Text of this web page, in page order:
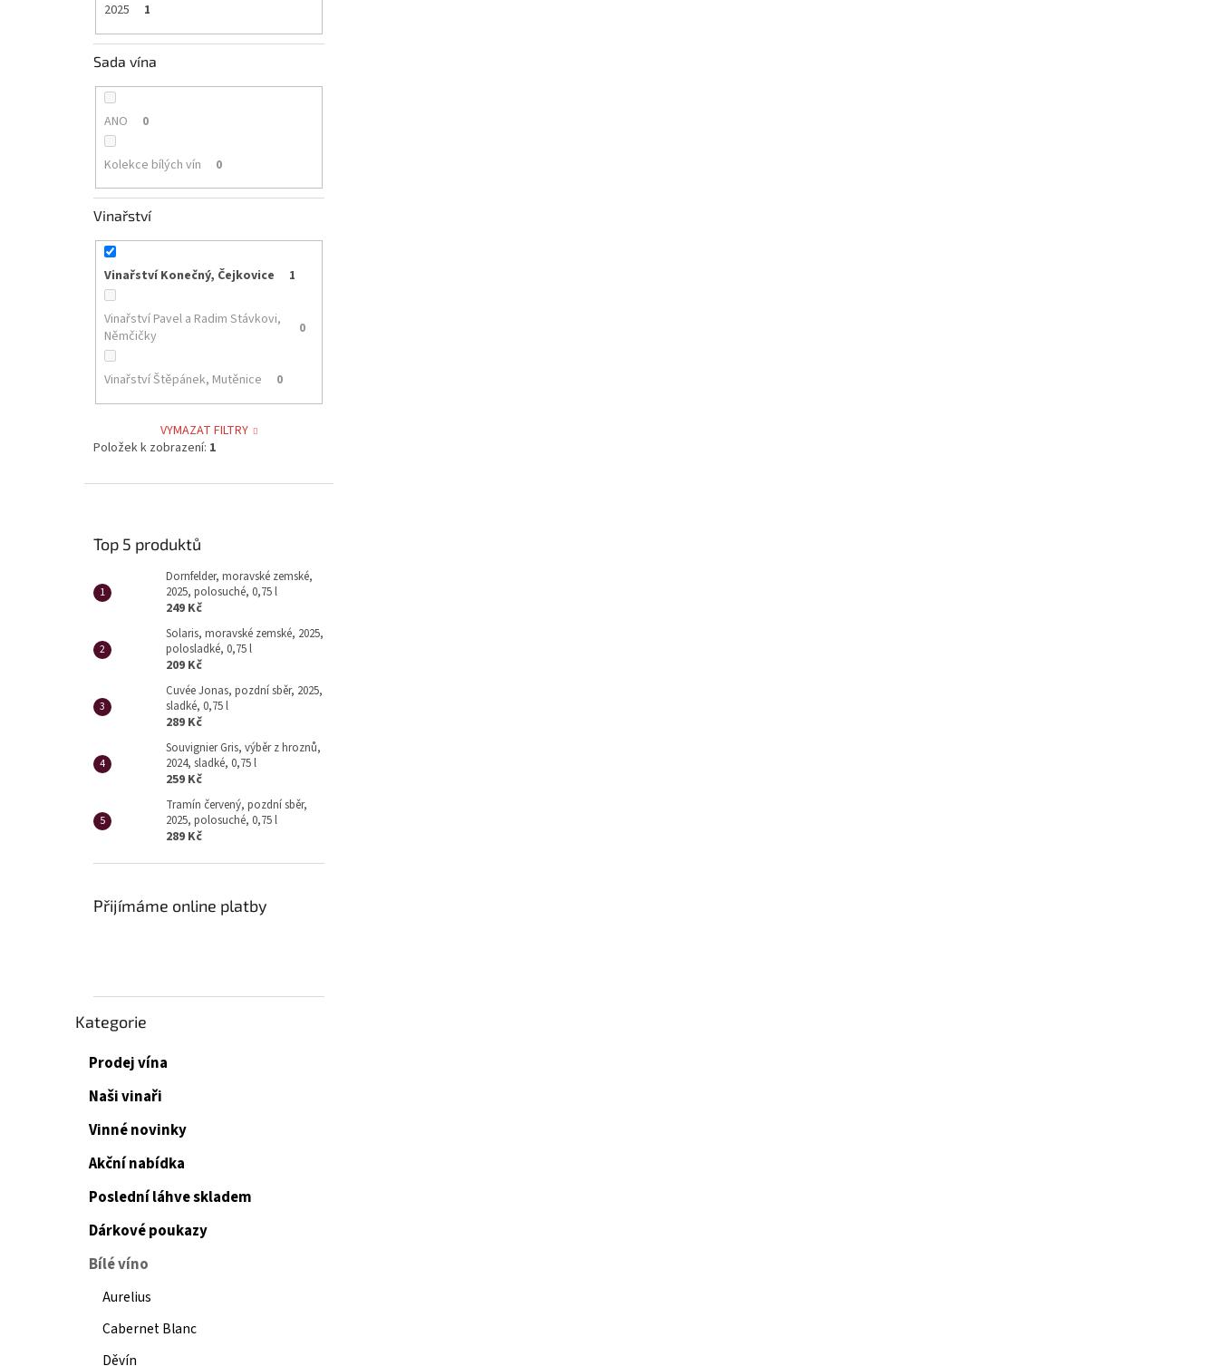
2025 1
Sada vína
ANO 0
Kolekce bílých vín 0
Vinařství
Vinařství Konečný, Čejkovice 1
Vinařství Pavel a Radim Stávkovi,
Němčičky
0
Vinařství Štěpánek, Mutěnice 0
VYMAZAT FILTRY
Položek k zobrazení: 1
Top 5 produktů
Dornfelder, moravské zemské,
2025, polosuché, 0,75 l
249 Kč
Solaris, moravské zemské, 2025,
polosladké, 0,75 l
209 Kč
Cuvée Jonas, pozdní sběr, 2025,
sladké, 0,75 l
289 Kč
Souvignier Gris, výběr z hroznů,
2024, sladké, 0,75 l
259 Kč
Tramín červený, pozdní sběr,
2025, polosuché, 0,75 l
289 Kč
Přijímáme online platby
Přeskočit
kategorie
Kategorie
Prodej vína
Naši vinaři
Vinné novinky
Akční nabídka
Poslední láhve skladem
Dárkové poukazy
Bílé víno
Aurelius
Cabernet Blanc
Děvín